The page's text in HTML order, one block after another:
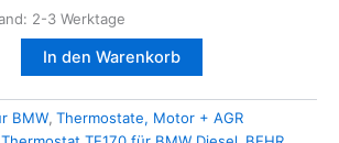
2-3 Werktage
In den Warenkorb
BMW, Thermostate, Motor + AGR